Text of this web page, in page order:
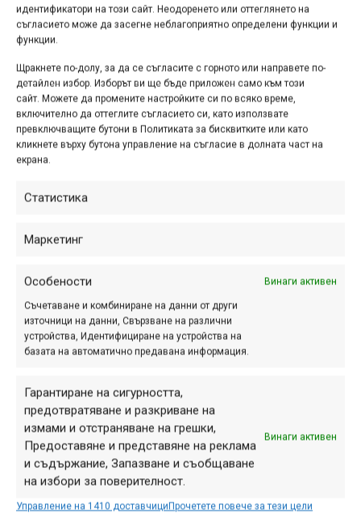
идентификатори на този сайт. Неодоренето или оттеглянето на
съгласието може да засегне неблагоприятно определени функции и
функции.
Щракнете по-долу, за да се съгласите с горното или направете по-
детайлен избор. Изборът ви ще бъде приложен само към този
сайт. Можете да промените настройките си по всяко време,
включително да оттеглите съгласието си, като използвате
превключващите бутони в Политиката за бисквитките или като
кликнете върху бутона управление на съгласие в долната част на
екрана.
Статистика
Маркетинг
Особености Винаги активен
Съчетаване и комбиниране на данни от други
източници на данни, Свързване на различни
устройства, Идентифициране на устройства на
базата на автоматично предавана информация.
Гарантиране на сигурността,
предотвратяване и разкриване на
измами и отстраняване на грешки,
Предоставяне и представяне на реклама
и съдържание, Запазване и съобщаване
на избори за поверителност.
Винаги активен
Управление на 1410 доставчициПрочетете повече за тези цели
Байкпаркът в Севлиево
вече е официално открит
окт. 26, 2021 at 19:32. 2217
Най-новият велопарк с първия в
Снимка на деня